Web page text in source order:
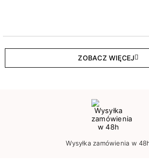
ZOBACZ WIĘCEJ
Wysyłka zamówienia w